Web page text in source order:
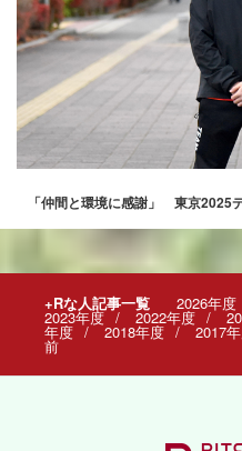
「仲間と環境に感謝」 東京2025
+Rな人記事一覧 2026年度
2023年度 2022年度
年度 2018年度 2017
前